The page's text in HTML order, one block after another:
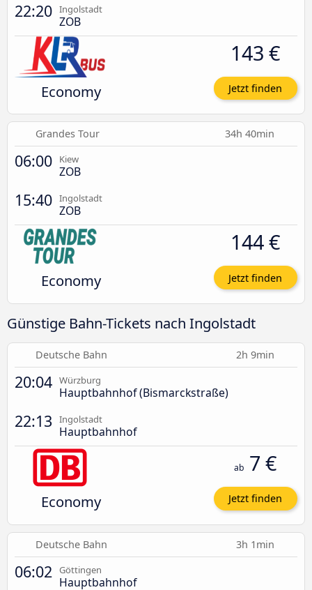
22:20 Ingolstadt
ZOB
Economy
143 €
Jetzt finden
Grandes Tour 34h 40min
06:00 Kiew
ZOB
15:40 Ingolstadt
ZOB
Economy
144 €
Jetzt finden
Günstige Bahn-Tickets nach Ingolstadt
Deutsche Bahn 2h 9min
20:04 Würzburg
Hauptbahnhof (Bismarckstraße)
22:13 Ingolstadt
Hauptbahnhof
Economy
ab 7 €
Jetzt finden
Deutsche Bahn 3h 1min
06:02 Göttingen
Hauptbahnhof